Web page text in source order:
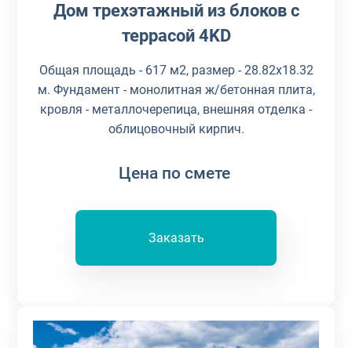
Дом трехэтажный из блоков c
террасой 4KD
Общая площадь - 617 м2, размер - 28.82х18.32
м. Фундамент - монолитная ж/бетонная плита,
кровля - металлочерепица, внешняя отделка -
облицовочный кирпич.
Цена по смете
Заказать